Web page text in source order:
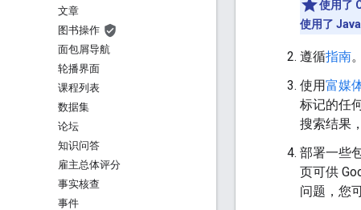
文章
图书操作
面包屑导航
轮播界面
课程列表
数据集
论坛
知识问答
雇主总体评分
事实核查
事件
使用了
使用了
遵循指南。
使用富媒
标记的任
搜索结果
部署一些
页可供
问题，您